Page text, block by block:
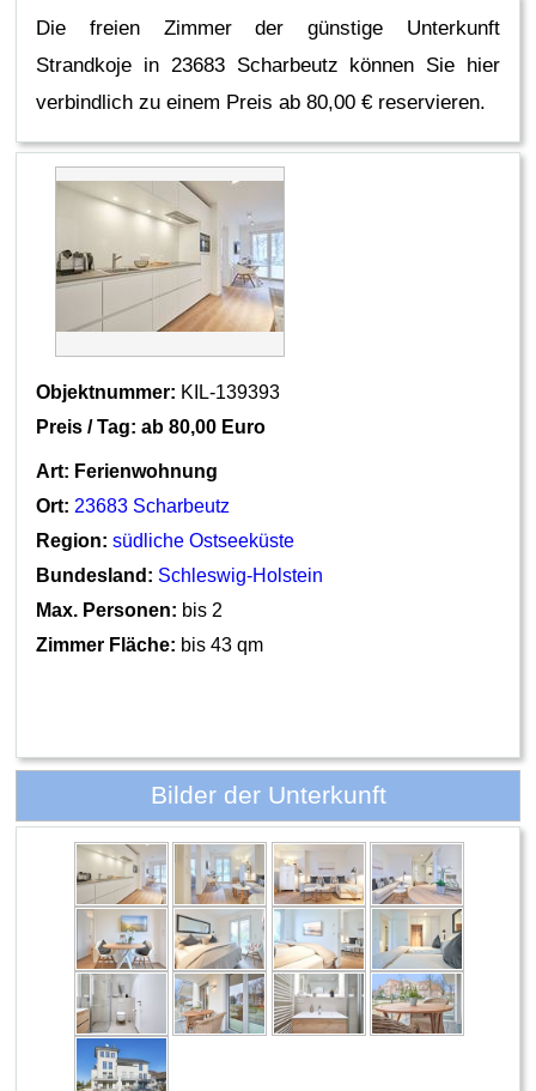
Die freien Zimmer der günstige Unterkunft
Strandkoje in 23683 Scharbeutz können Sie hier
verbindlich zu einem Preis ab 80,00 € reservieren.
Objektnummer: KIL-139393
Preis / Tag: ab 80,00 Euro
Art: Ferienwohnung
Ort: 23683 Scharbeutz
Region: südliche Ostseeküste
Bundesland: Schleswig-Holstein
Max. Personen: bis 2
Zimmer Fläche: bis 43 qm
Bilder der Unterkunft